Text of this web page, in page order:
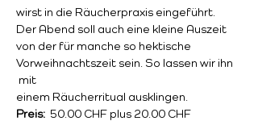
wirst in die Räucherpraxis eingeführt.
Der Abend soll auch eine kleine Auszeit
von der für manche so hektische
Vorweihnachtszeit sein. So lassen wir ihn
mit
einem Räucherritual ausklingen.
Preis: 50.00 CHF plus 20.00 CHF